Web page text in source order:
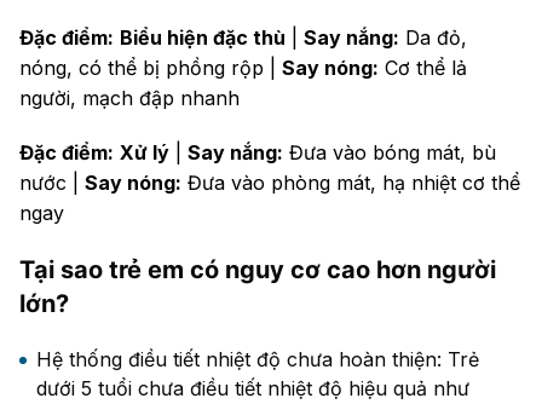
Đặc điểm: Biểu hiện đặc thù Say nắng: Da đỏ,
nóng, có thể bị phồng rộp | Say nóng: Cơ thể lả
người, mạch đập nhanh
Đặc điểm: Xử lý Say nắng: Đưa vào bóng mát, bù
nước | Say nóng: Đưa vào phòng mát, hạ nhiệt cơ thể
ngay
Tại sao trẻ em có nguy cơ cao hơn người
lớn?
Hệ thống điều tiết nhiệt độ chưa hoàn thiện: Trẻ
dưới 5 tuổi chưa điều tiết nhiệt độ hiệu quả như